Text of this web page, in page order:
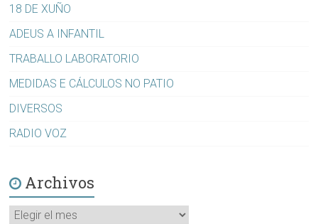
18 DE XUÑO
ADEUS A INFANTIL
TRABALLO LABORATORIO
MEDIDAS E CÁLCULOS NO PATIO
DIVERSOS
RADIO VOZ
Archivos
Archivos